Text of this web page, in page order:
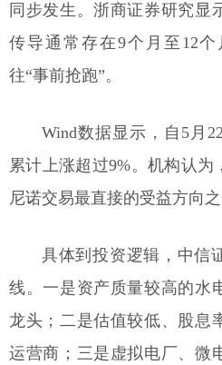
同步发生。浙商证券研究显
传导通常存在9个月至12
往“事前抢跑”。
Wind数据显示，自5月
累计上涨超过9%。机构认
尼诺交易最直接的受益方向之
具体到投资逻辑，中信
线。一是资产质量较高的水
龙头；二是估值较低、股息
运营商；三是虚拟电厂、微